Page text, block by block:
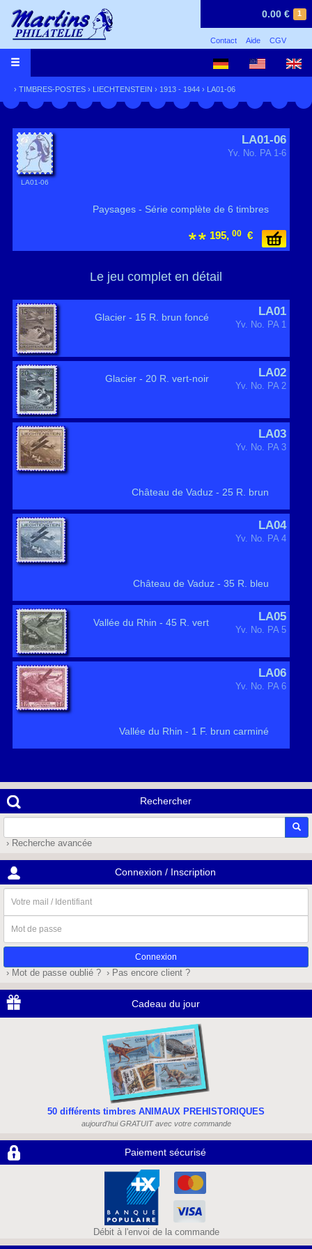
1
0.00 €
Contact Aide CGV
› TIMBRES-POSTES › LIECHTENSTEIN › 1913 - 1944 › LA01-06
LA01-06
LA01-06
Yv. No. PA 1-6
Paysages - Série complète de 6 timbres
195, 00 €
Le jeu complet en détail
LA01
Yv. No. PA 1
Glacier - 15 R. brun foncé
LA02
Yv. No. PA 2
Glacier - 20 R. vert-noir
LA03
Yv. No. PA 3
Château de Vaduz - 25 R. brun
LA04
Yv. No. PA 4
Château de Vaduz - 35 R. bleu
LA05
Yv. No. PA 5
Vallée du Rhin - 45 R. vert
LA06
Yv. No. PA 6
Vallée du Rhin - 1 F. brun carminé
Rechercher
› Recherche avancée
Connexion / Inscription
mail
/
Identifiant
de
passe
› Mot de passe oublié ? › Pas encore client ?
Cadeau du jour
50 différents timbres ANIMAUX PREHISTORIQUES
aujourd'hui GRATUIT avec votre commande
Paiement sécurisé
Débit à l'envoi de la commande